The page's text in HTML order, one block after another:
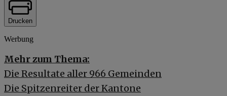
Drucken
Werbung
Mehr zum Thema:
Die Resultate aller 966 Gemeinden
Die Spitzenreiter der Kantone